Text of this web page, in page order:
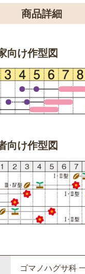
商品詳細
向け作型図
向け作型図
ゴマノハグサ科